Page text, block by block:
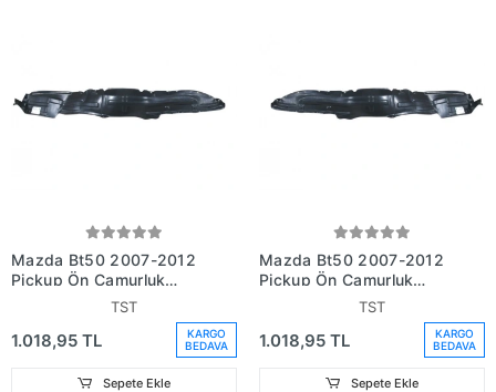
Mazda Bt50 2007-2012
Pickup Ön Çamurluk
Davlumbazı Sağ (Oem
TST
1.018,95 TL
KARGO
BEDAVA
Sepete Ekle
Mazda Bt50 2007-2012
Pickup Ön Çamurluk
Davlumbazı Sol (Oem No:
TST
1.018,95 TL
KARGO
BEDAVA
Sepete Ekle